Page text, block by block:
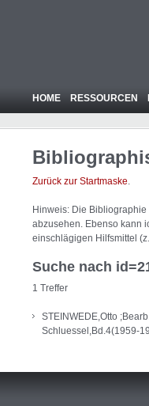
HOME RESSOURCEN
Zurück zur Startmaske.
Hinweis: Die Bibliographie
abzusehen. Ebenso kann
einschlägigen Hilfsmittel
Suche nach
1 Treffer
STEINWEDE,Otto
Schluessel,Bd.4(1959-